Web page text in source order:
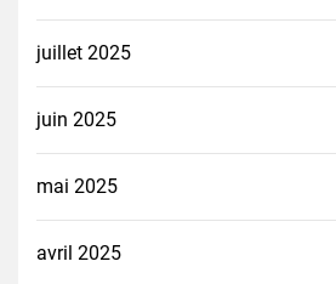
juillet 2025
juin 2025
mai 2025
avril 2025